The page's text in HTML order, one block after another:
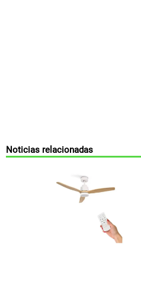
Noticias relacionadas